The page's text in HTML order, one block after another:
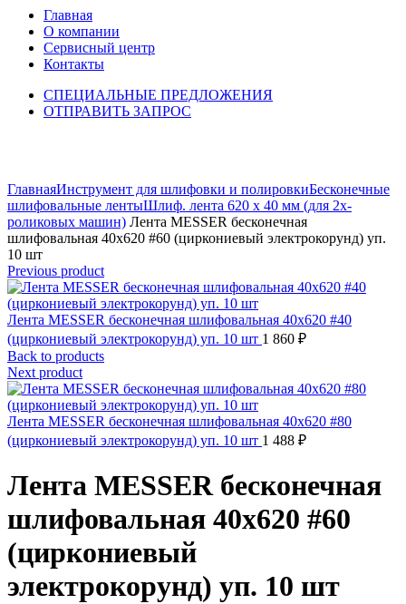
Главная
О компании
Сервисный центр
Контакты
СПЕЦИАЛЬНЫЕ ПРЕДЛОЖЕНИЯ
ОТПРАВИТЬ ЗАПРОС
ГлавнаяИнструмент для шлифовки и полировкиБесконечные
шлифовальные лентыШлиф. лента 620 х 40 мм (для 2х-
роликовых машин) Лента MESSER бесконечная
шлифовальная 40х620 #60 (циркониевый электрокорунд) уп.
10 шт
Previous product
Лента MESSER бесконечная шлифовальная 40х620 #40
(циркониевый электрокорунд) уп. 10 шт 1 860 ₽
Back to products
Next product
Лента MESSER бесконечная шлифовальная 40х620 #80
(циркониевый электрокорунд) уп. 10 шт 1 488 ₽
Лента MESSER бесконечная
шлифовальная 40х620 #60
(циркониевый
электрокорунд) уп. 10 шт